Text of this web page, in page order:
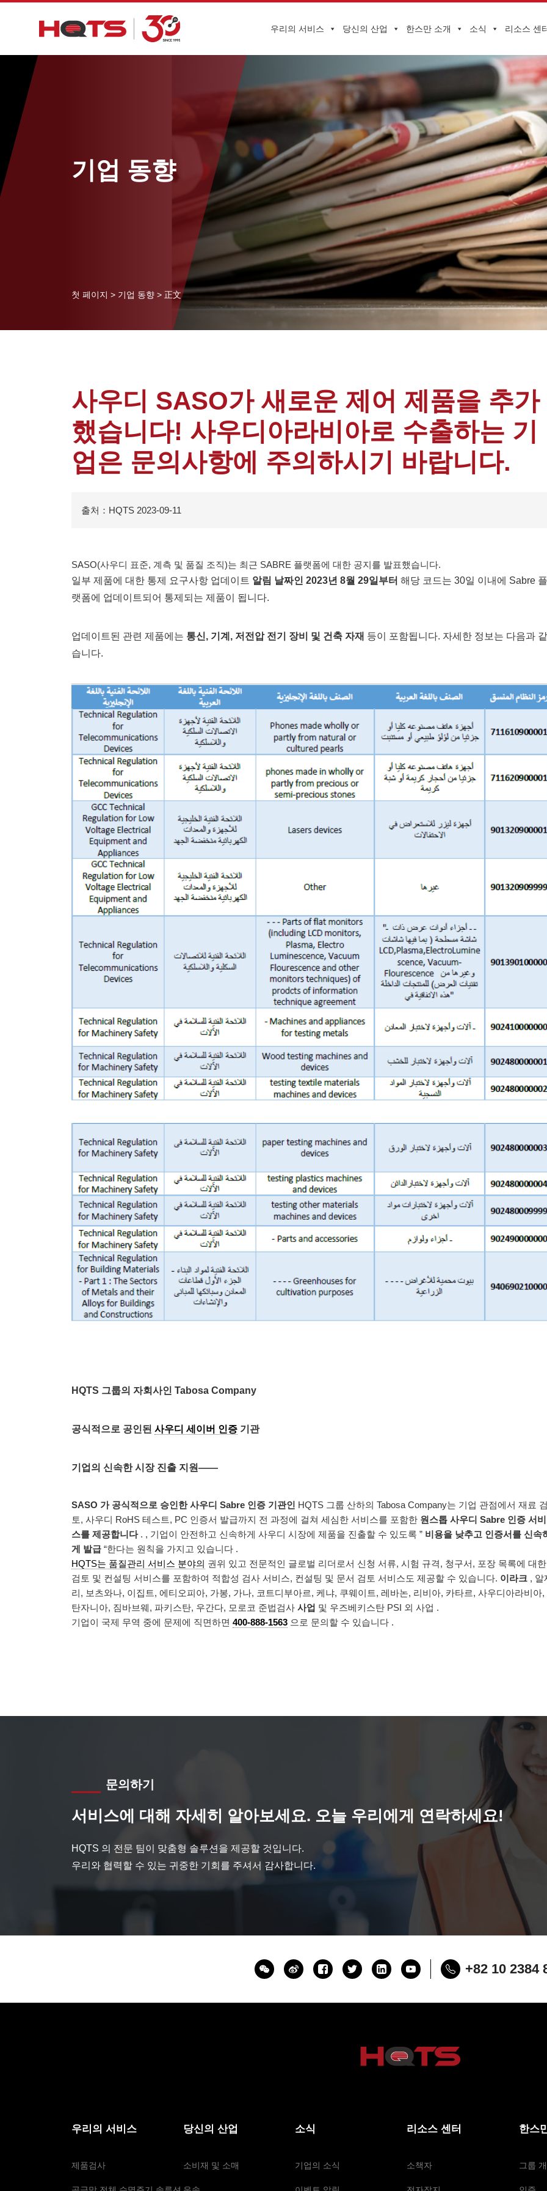
우리의 서비스 당신의 산업 한스만 소개 소식 리소스 센
기업 동향
첫 페이지 > 기업 동향 > 正文
사우디 SASO가 새로운 제어 제품을 추가
했습니다! 사우디아라비아로 수출하는 기
업은 문의사항에 주의하시기 바랍니다.
출처：HQTS 2023-09-11
SASO(사우디 표준, 계측 및 품질 조직)는 최근 SABRE 플랫폼에 대한 공지를 발표했습니다.
일부 제품에 대한 통제 요구사항 업데이트 알림 날짜인 2023년 8월 29일부터 해당 코드는 30일 이내에 Sabre 플
랫폼에 업데이트되어 통제되는 제품이 됩니다.
업데이트된 관련 제품에는 통신, 기계, 저전압 전기 장비 및 건축 자재 등이 포함됩니다. 자세한 정보는 다음과 같
습니다.
HQTS 그룹의 자회사인 Tabosa Company
공식적으로 공인된 사우디 세이버 인증 기관
기업의 신속한 시장 진출 지원——
SASO 가 공식적으로 승인한 사우디 Sabre 인증 기관인 HQTS 그룹 산하의 Tabosa Company는 기업 관점에서 재료 검
토, 사우디 RoHS 테스트, PC 인증서 발급까지 전 과정에 걸쳐 세심한 서비스를 포함한 원스톱 사우디 Sabre 인증 서비
스를 제공합니다. , 기업이 안전하고 신속하게 사우디 시장에 제품을 진출할 수 있도록 ” 비용을 낮추고 인증서를 신속
게 발급 “한다는 원칙을 가지고 있습니다 .
HQTS는 품질관리 서비스 분야의 권위 있고 전문적인 글로벌 리더로서 신청 서류, 시험 규격, 청구서, 포장 목록에 대한
검토 및 컨설팅 서비스를 포함하여 적합성 검사 서비스, 컨설팅 및 문서 검토 서비스도 제공할 수 있습니다. 이라크 , 알
리, 보츠와나, 이집트, 에티오피아, 가봉, 가나, 코트디부아르, 케냐, 쿠웨이트, 레바논, 리비아, 카타르, 사우디아라비아,
탄자니아, 짐바브웨, 파키스탄, 우간다, 모로코 준법검사 사업 및 우즈베키스탄 PSI 외 사업 .
기업이 국제 무역 중에 문제에 직면하면 400-888-1563 으로 문의할 수 있습니다 .
문의하기
서비스에 대해 자세히 알아보세요. 오늘 우리에게 연락하세요!
HQTS 의 전문 팀이 맞춤형 솔루션을 제공할 것입니다.
우리와 협력할 수 있는 귀중한 기회를 주셔서 감사합니다.
+82 10 2384
우리의 서비스
제품검사
당신의 산업
소비재 및 소매
소식
기업의 소식
리소스 센터
소책자
한스
그룹